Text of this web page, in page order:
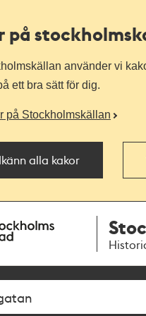
på
använder vi
ett bra sätt för dig.
på Stockholmskällan
alla kakor